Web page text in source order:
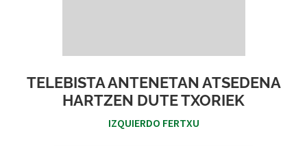
TELEBISTA ANTENETAN ATSEDENA
HARTZEN DUTE TXORIEK
IZQUIERDO FERTXU